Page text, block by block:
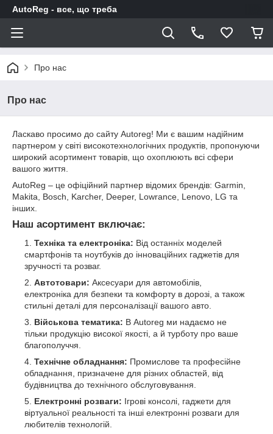
AutoReg - все, що треба
Про нас
Про нас
Ласкаво просимо до сайту Autoreg! Ми є вашим надійним
партнером у світі високотехнологічних продуктів, пропонуючи
широкий асортимент товарів, що охоплюють всі сфери
вашого життя.
AutoReg – це офіційний партнер відомих брендів: Garmin,
Makita, Bosch, Karcher, Deeper, Lowrance, Lenovo, LG та
інших.
Наш асортимент включає:
Техніка та електроніка: Від останніх моделей
смартфонів та ноутбуків до інноваційних гаджетів для
зручності та розваг.
Автотовари: Аксесуари для автомобілів,
електроніка для безпеки та комфорту в дорозі, а також
стильні деталі для персоналізації вашого авто.
Військова тематика: В Autoreg ми надаємо не
тільки продукцію високої якості, а й турботу про ваше
благополуччя.
Технічне обладнання: Промислове та професійне
обладнання, призначене для різних областей, від
будівництва до технічного обслуговування.
Електронні розваги: Ігрові консолі, гаджети для
віртуальної реальності та інші електронні розваги для
любителів технологій.